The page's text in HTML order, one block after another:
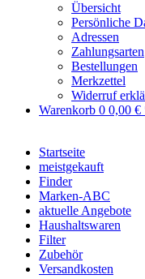
Übersicht
Persönliche
Adressen
Zahlungsarten
Bestellungen
Merkzettel
Widerruf
Warenkorb 0 0,00 €
Startseite
meistgekauft
Finder
Marken-ABC
aktuelle Angebote
Haushaltswaren
Filter
Zubehör
Versandkosten